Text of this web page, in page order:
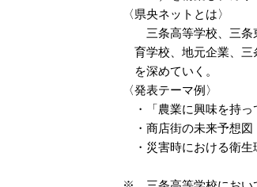
〈県央ネットとは〉
三条高等学校、三条東
育学校、地元企業、三
を深めていく。
〈発表テーマ例〉
・「農業に興味を持っ
・商店街の未来予想
・災害時における衛生